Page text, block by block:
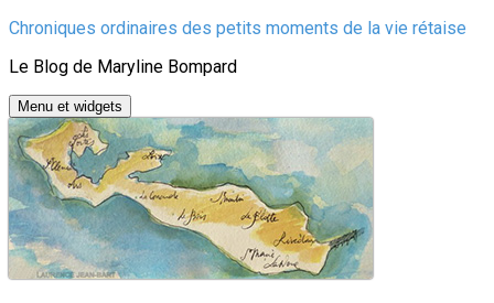
Aller
contenu
Chroniques ordinaires des petits moments de la vie rétaise
Le Blog de Maryline Bompard
Menu et widgets